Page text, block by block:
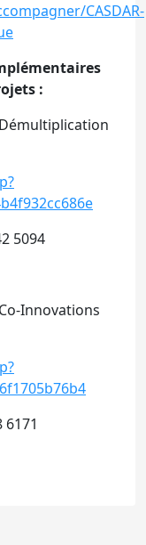
CASDAR-
:
5094
Innovations